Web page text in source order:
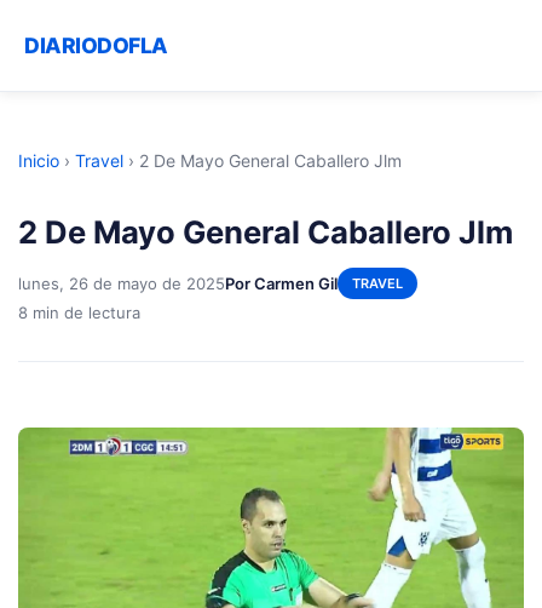
DIARIODOFLA
Inicio › Travel › 2 De Mayo General Caballero Jlm
2 De Mayo General Caballero Jlm
lunes, 26 de mayo de 2025Por Carmen Gil TRAVEL
8 min de lectura